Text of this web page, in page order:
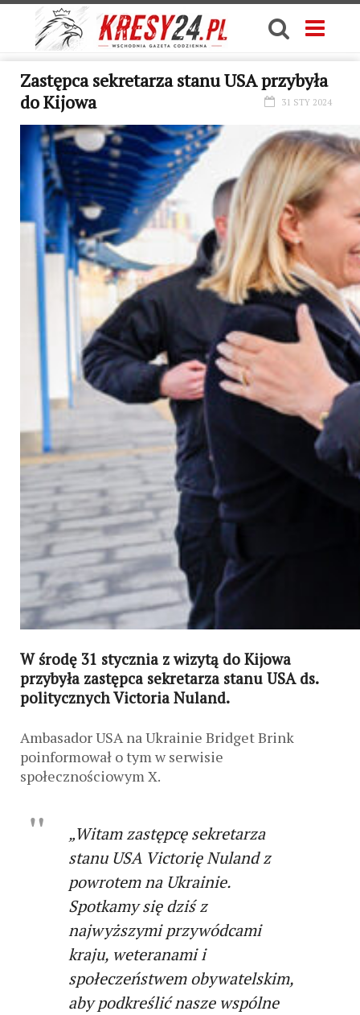
Zastępca sekretarza stanu USA przybyła
do Kijowa
31 STY 2024
W środę 31 stycznia z wizytą do Kijowa
przybyła zastępca sekretarza stanu USA ds.
politycznych Victoria Nuland.
Ambasador USA na Ukrainie Bridget Brink
poinformował o tym w serwisie
społecznościowym X.
„Witam zastępcę sekretarza
stanu USA Victorię Nuland z
powrotem na Ukrainie.
Spotkamy się dziś z
najwyższymi przywódcami
kraju, weteranami i
społeczeństwem obywatelskim,
aby podkreślić nasze wspólne